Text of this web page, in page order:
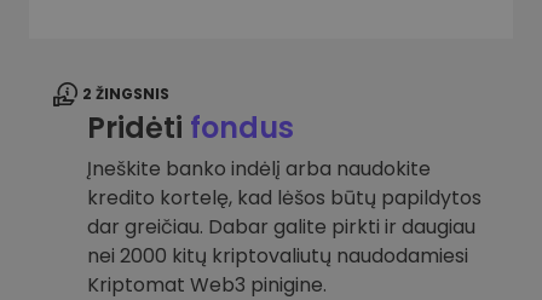
2 ŽINGSNIS
Pridėti fondus
Įneškite banko indėlį arba naudokite
kredito kortelę, kad lėšos būtų papildytos
dar greičiau. Dabar galite pirkti ir daugiau
nei 2000 kitų kriptovaliutų naudodamiesi
Kriptomat Web3 pinigine.